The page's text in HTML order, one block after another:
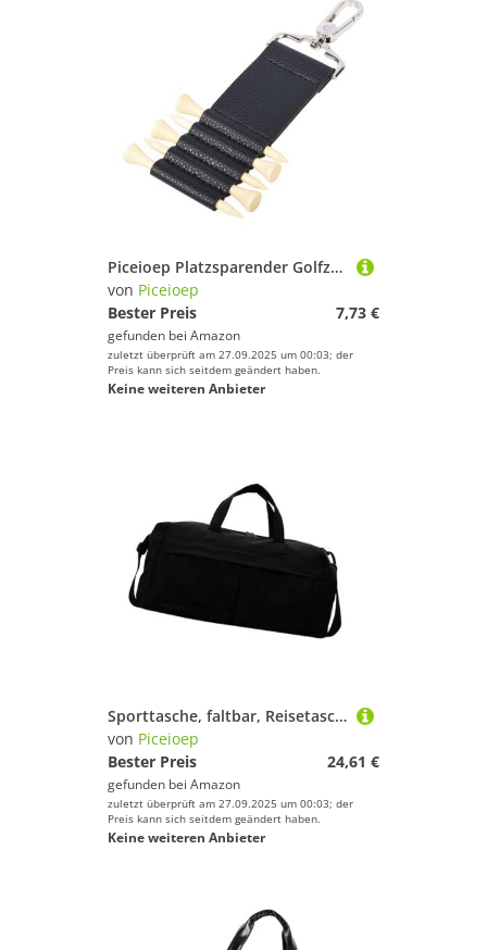
Piceioep Platzsparender Golfzubehör-Organizer, abnehmbarer Schlüsselanhänger-Clip, wetterbeständig, PU-Konstruktion, Sport, unverzichtbar, schneller Zugriff auf Golf-Tees
von Piceioep
Bester Preis
7,73 €
gefunden bei Amazon
zuletzt überprüft am 27.09.2025 um 00:03; der
Preis kann sich seitdem geändert haben.
Keine weiteren Anbieter
Sporttasche, faltbar, Reisetasche, Handgepäcktasche für Damen und Mädchen, wasserdicht, für Yoga, Wochenender, Übernachtung, Schwarz , Mass Beauty
von Piceioep
Bester Preis
24,61 €
gefunden bei Amazon
zuletzt überprüft am 27.09.2025 um 00:03; der
Preis kann sich seitdem geändert haben.
Keine weiteren Anbieter